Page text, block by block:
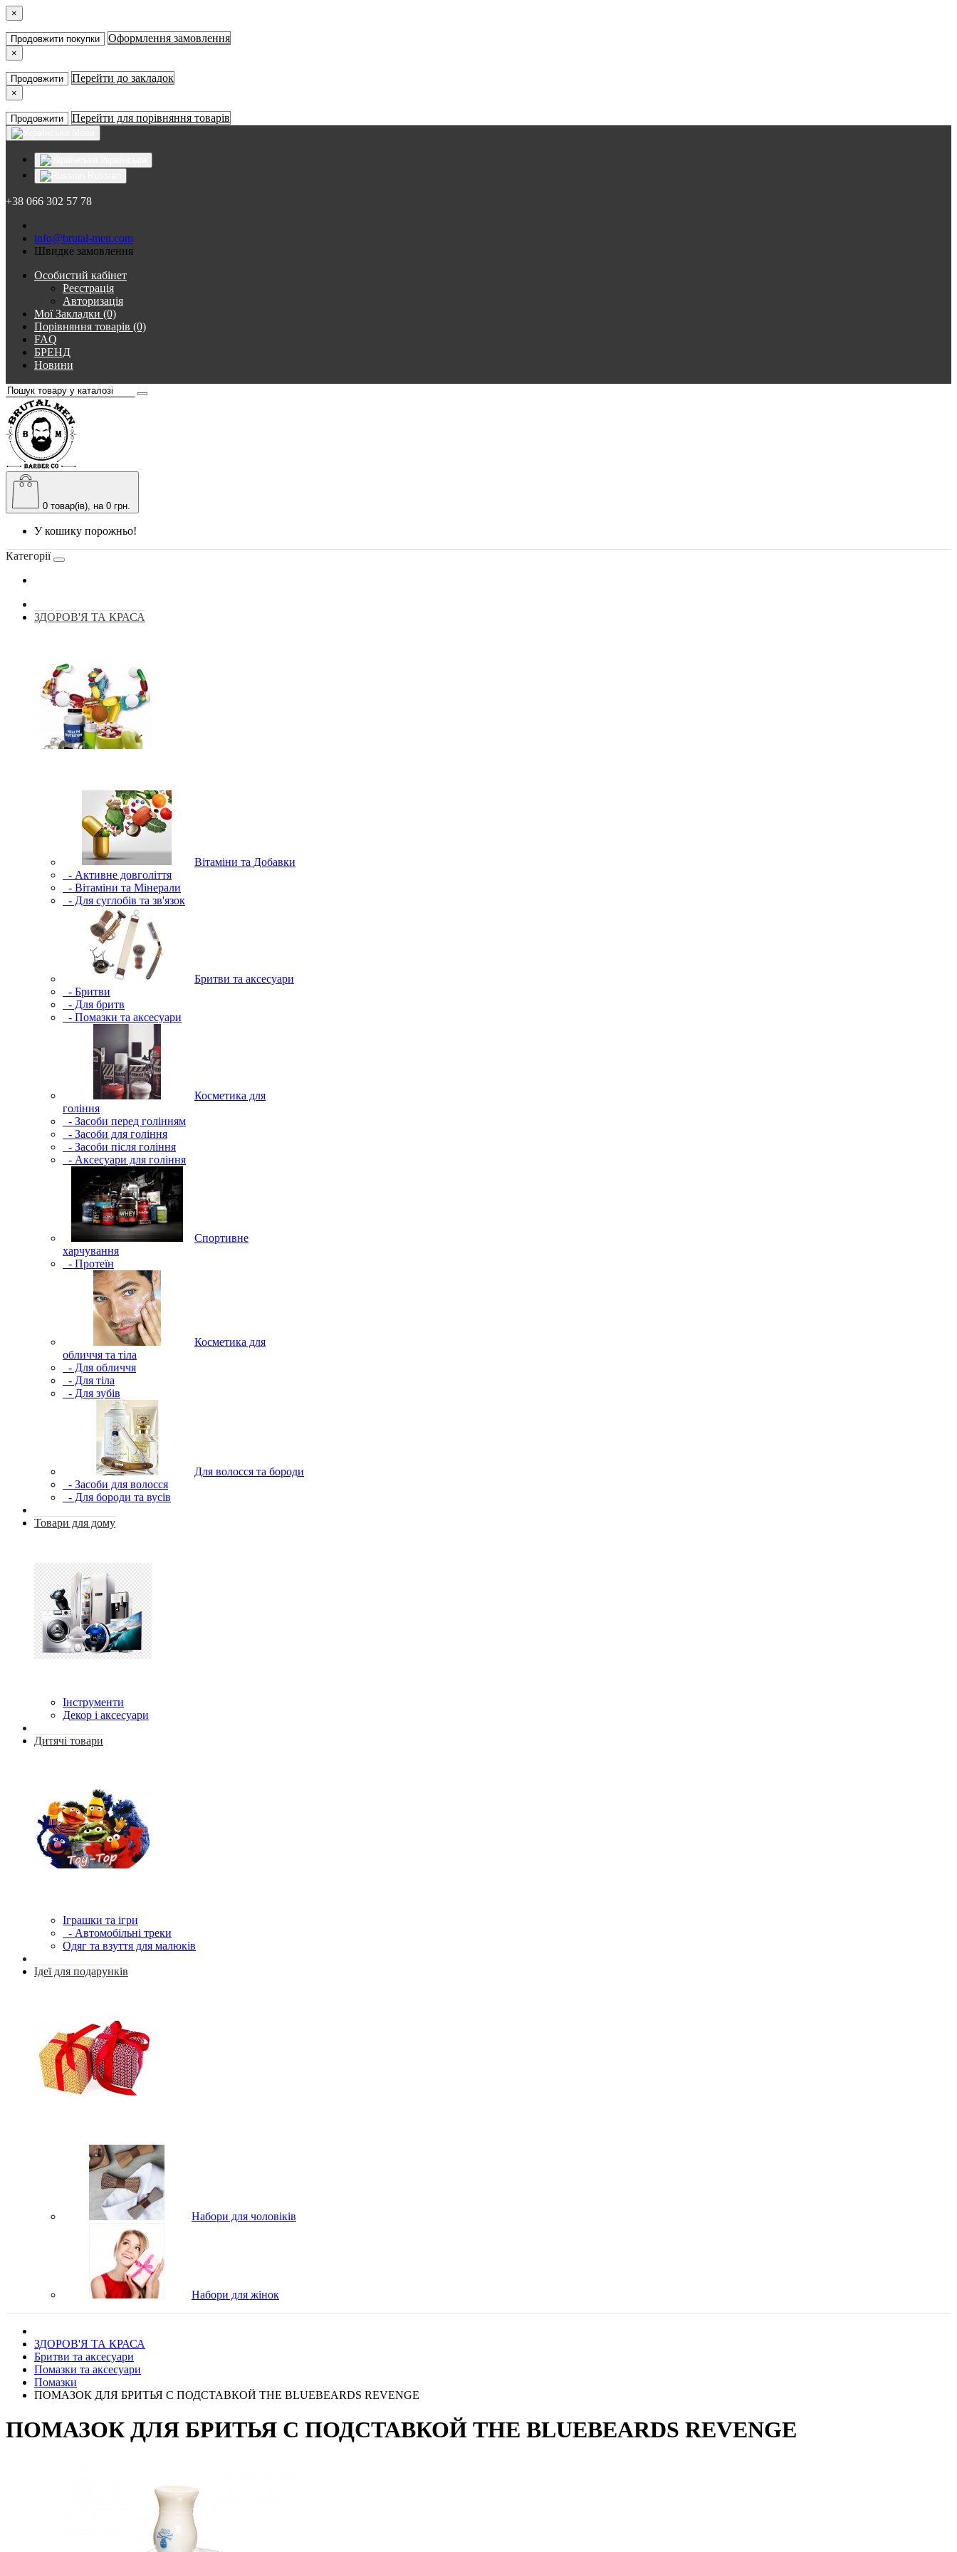
×
Продовжити покупки Оформлення замовлення
×
Продовжити Перейти до закладок
×
Продовжити Перейти для порівняння товарів
+38 066 302 57 78
info@brutal-men.com
Швидке замовлення
Особистий кабінет
Реєстрація
Авторизація
Мої Закладки (0)
Порівняння товарів (0)
FAQ
БРЕНД
Новини
0 товар(ів), на 0 грн.
У кошику порожньо!
Категорії
ЗДОРОВ'Я ТА КРАСА
Вітаміни та Добавки
- Активне довголіття
- Вітаміни та Мінерали
- Для суглобів та зв'язок
Бритви та аксесуари
- Бритви
- Для бритв
- Помазки та аксесуари
Косметика для
гоління
- Засоби перед голінням
- Засоби для гоління
- Засоби після гоління
- Аксесуари для гоління
Спортивне
харчування
- Протеїн
Косметика для
обличчя та тіла
- Для обличчя
- Для тіла
- Для зубів
Для волосся та бороди
- Засоби для волосся
- Для бороди та вусів
Товари для дому
Інструменти
Декор і аксесуари
Дитячі товари
Іграшки та ігри
- Автомобільні треки
Одяг та взуття для малюків
Ідеї для подарунків
Набори для чоловіків
Набори для жінок
ЗДОРОВ'Я ТА КРАСА
Бритви та аксесуари
Помазки та аксесуари
Помазки
ПОМАЗОК ДЛЯ БРИТЬЯ С ПОДСТАВКОЙ THE BLUEBEARDS REVENGE
ПОМАЗОК ДЛЯ БРИТЬЯ С ПОДСТАВКОЙ THE BLUEBEARDS REVENGE